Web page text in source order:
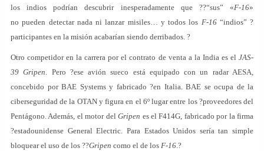
los indios podrían descubrir inesperadamente que ??“sus” «F-16»
no pueden detectar nada ni lanzar misiles… y todos los F-16“indios” ?
participantes en la misión acabarían siendo derribados. ?
Otro competidor en la carrera por el contrato de venta a la India es el JAS-
39 Gripen. Pero ?ese avión sueco está equipado con un radar AESA,
concebido por BAE Systems y fabricado ?en Italia. BAE se ocupa de la
ciberseguridad de la OTAN y figura en el 6º lugar entre los ?proveedores del
Pentágono. Además, el motor delGripen es el F414G, fabricado por la firma
?estadounidense General Electric. Para Estados Unidos sería tan simple
bloquear el uso de los ??Gripen como el de los F-16.?